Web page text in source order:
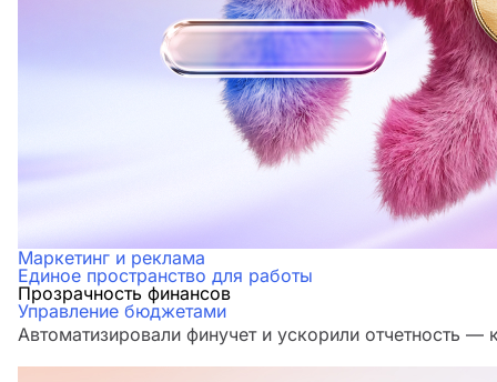
Маркетинг и реклама
Единое пространство для работы
Прозрачность финансов
Управление бюджетами
Автоматизировали финучет и ускорили отчетность —